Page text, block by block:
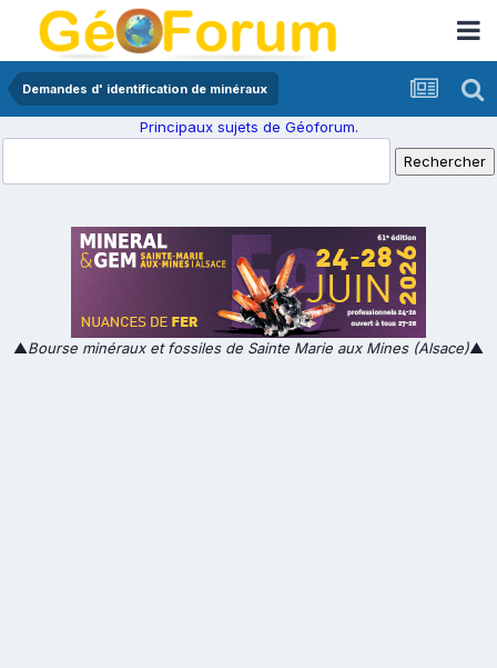
Demandes d' identification de minéraux
Principaux sujets de Géoforum.
▲Bourse minéraux et fossiles de Sainte Marie aux Mines (Alsace)▲